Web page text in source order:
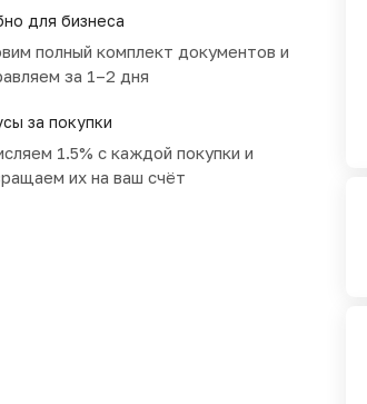
для бизнеса
полный комплект документов и
за 1–2 дня
за покупки
1.5% с каждой покупки и
их на ваш счёт